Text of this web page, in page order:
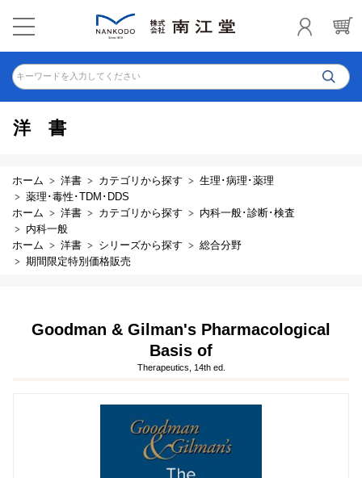
キーワードを入力してください
洋書
ホーム 洋書 カテゴリから探す
生理･病理･薬理
薬理･毒性･TDM･DDS
ホーム
洋書 カテゴリから探す
内科一般･診断･検査
内科一般
ホーム
洋書 シリーズから探す
総合分野
期間限定特別価格販売
Goodman & Gilman's Pharmacological
Basis of
Therapeutics, 14th ed.